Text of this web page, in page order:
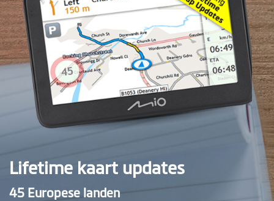
Lifetime kaart updates
45 Europese landen